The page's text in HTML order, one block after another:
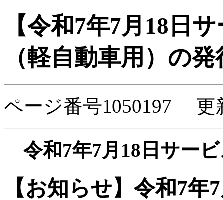
【令和7年7月18日
（軽自動車用）の
ページ番号1050197 更
令和7年7月18日サー
【お知らせ】令和7